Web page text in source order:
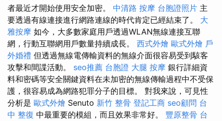
者最近才開始使用安全加密。 中清路 按摩 台胞證照片 主
要透過有線連接進行網路連線的時代肯定已經結束了。 大
雅按摩 如今，大多數家庭用戶透過WLAN無線連接互聯
網，行動互聯網用戶數量持續成長。 西式外燴 歐式外燴 戶
外婚禮 但透過無線電傳輸資料的無線介面很容易受到駭客
攻擊和間諜活動。 seo推薦 台胞證 大腿 按摩 銀行詳細資
料和密碼等安全關鍵資料在未加密的無線傳輸過程中不受保
護，很容易成為網路犯罪分子的目標。 對我來說，可見性
分析是 歐式外燴 Senuto 新竹 整骨 登記工商 seo顧問 台
中 整復 中最重要的模組，而且效果非常好。 豐原整骨 台